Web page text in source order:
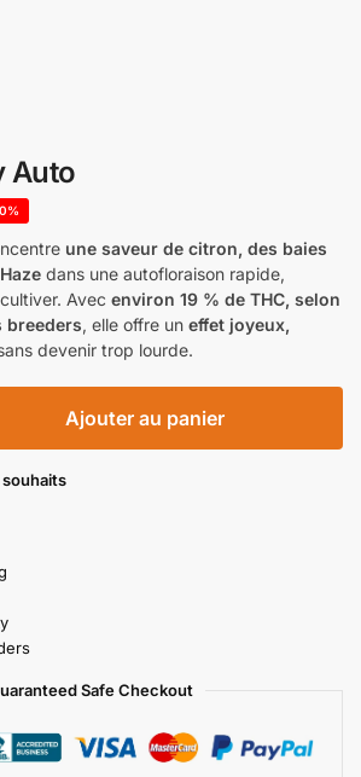
Auto
une saveur de citron, des baies
dans une autofloraison rapide,
Avec environ 19 % de THC, selon
breeders, elle offre un effet joyeux,
devenir trop lourde.
Ajouter au panier
Safe Checkout